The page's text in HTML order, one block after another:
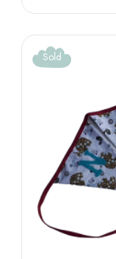
Sold